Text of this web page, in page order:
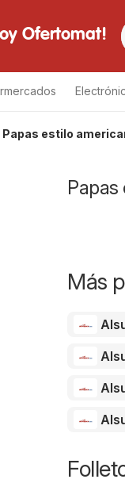
Ofertomat!
estilo
Más